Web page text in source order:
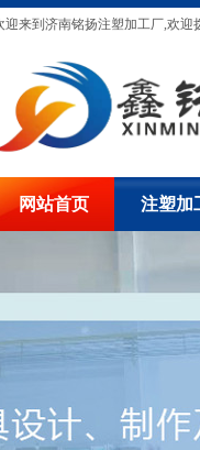
迎来到济南铭扬注塑加工厂,欢迎
网站首页 注塑加